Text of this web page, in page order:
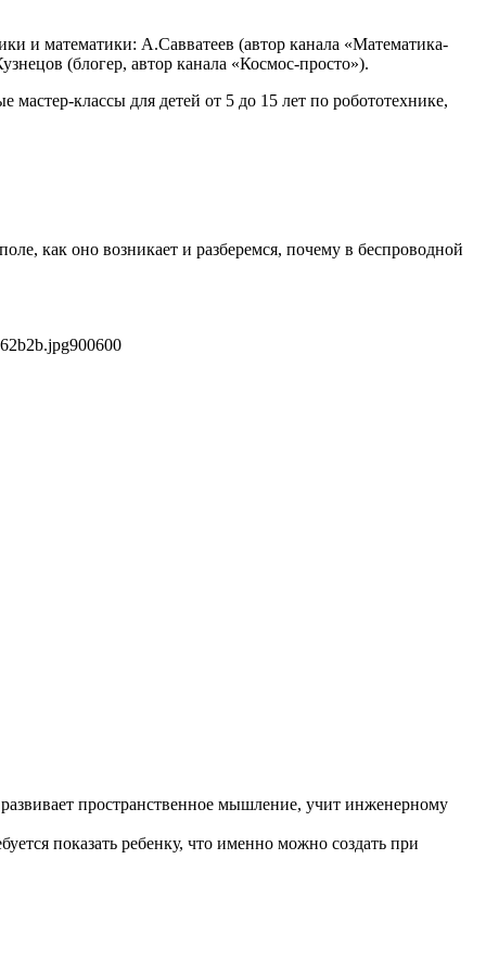
и математики: А.Савватеев (автор канала «Математика-
(блогер, автор канала «Космос-просто»).
классы для детей от 5 до 15 лет по робототехнике,
как оно возникает и разберемся, почему в беспроводной
900600
пространственное мышление, учит инженерному
показать ребенку, что именно можно создать при